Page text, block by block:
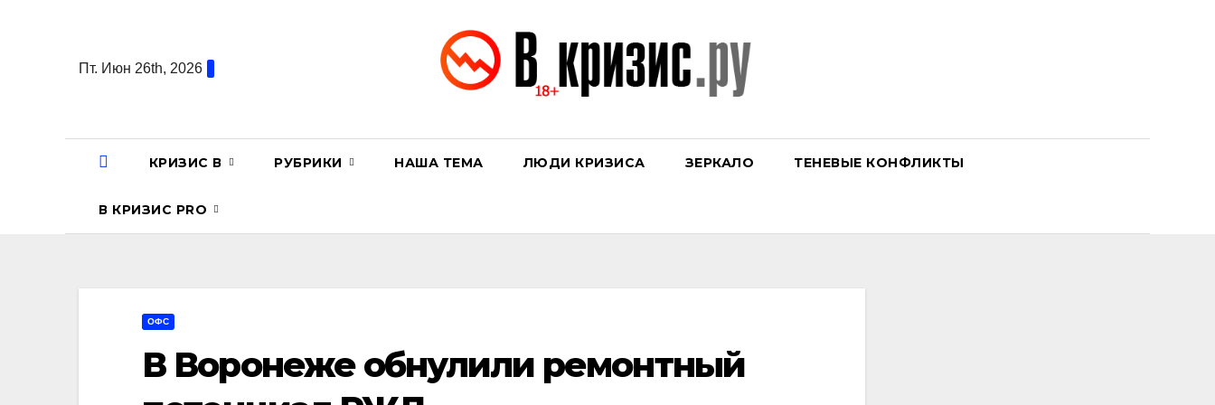
содержаниюПт. Июн 26th, 2026
КРИЗИС В РУБРИКИ НАША ТЕМА ЛЮДИ КРИЗИСА ЗЕРКАЛО ТЕНЕВЫЕ КОНФЛИКТЫ
В КРИЗИС PRO
ОФС
В Воронеже обнулили ремонтный